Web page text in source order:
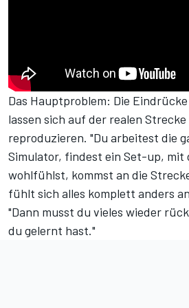
Das Hauptproblem: Die
lassen sich auf der realen
reproduzieren. "Du arbeitest die
Simulator, findest ein Set-up, mit
wohlfühlst, kommst an die
fühlt sich alles komplett anders
"Dann musst du vieles wieder
du gelernt hast."